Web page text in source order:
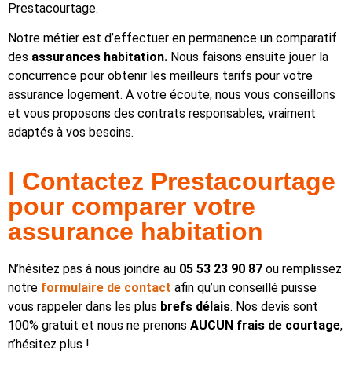
Prestacourtage.
Notre métier est d’effectuer en permanence un comparatif
des assurances habitation. Nous faisons ensuite jouer la
concurrence pour obtenir les meilleurs tarifs pour votre
assurance logement. A votre écoute, nous vous conseillons
et vous proposons des contrats responsables, vraiment
adaptés à vos besoins.
| Contactez Prestacourtage
pour comparer votre
assurance habitation
N’hésitez pas à nous joindre au 05 53 23 90 87 ou remplissez
notre formulaire de contact afin qu’un conseillé puisse
vous rappeler dans les plus brefs délais. Nos devis sont
100% gratuit et nous ne prenons AUCUN frais de courtage,
n’hésitez plus !